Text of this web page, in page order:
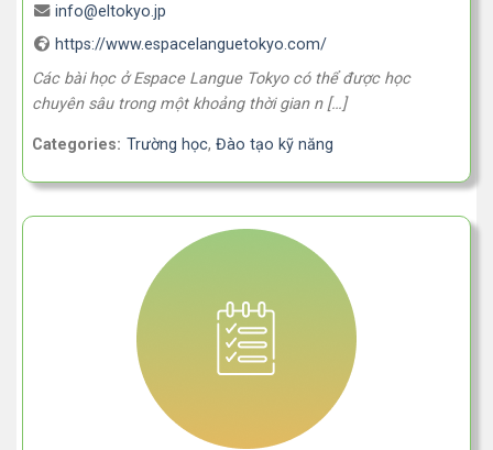
info@eltokyo.jp
https://www.espacelanguetokyo.com/
Các bài học ở Espace Langue Tokyo có thể được học
chuyên sâu trong một khoảng thời gian n […]
Categories: Trường học, Đào tạo kỹ năng